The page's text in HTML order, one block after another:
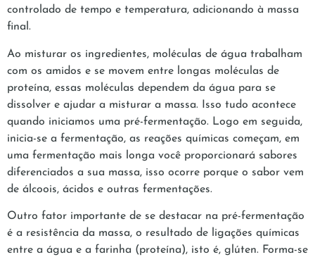
controlado de tempo e temperatura, adicionando à massa
final.
Ao misturar os ingredientes, moléculas de água trabalham
com os amidos e se movem entre longas moléculas de
proteína, essas moléculas dependem da água para se
dissolver e ajudar a misturar a massa. Isso tudo acontece
quando iniciamos uma pré-fermentação. Logo em seguida,
inicia-se a fermentação, as reações químicas começam, em
uma fermentação mais longa você proporcionará sabores
diferenciados a sua massa, isso ocorre porque o sabor vem
de álcoois, ácidos e outras fermentações.
Outro fator importante de se destacar na pré-fermentação
é a resistência da massa, o resultado de ligações químicas
entre a água e a farinha (proteína), isto é, glúten. Forma-se